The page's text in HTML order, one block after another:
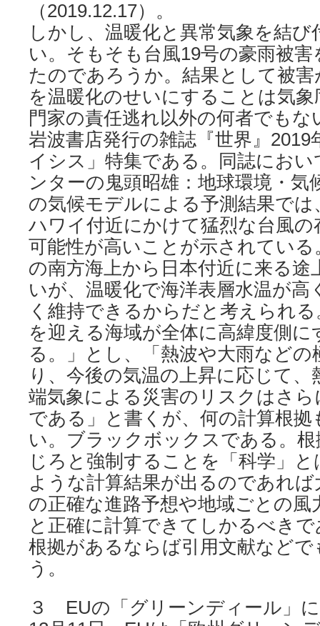
（2019.12.17）。
しかし、温暖化と異常気象を結
い。そもそも台風19号の豪雨被
たのであろうか。結果として被
を温暖化のせいにすることは気
門家の責任逃れ以外の何者でも
岩波書店発行の雑誌『世界』2019
イシス」特集である。同誌にお
ンターの鬼頭昭雄：地球環境・気
の気候モデルによる予測結果で
ハワイ付近にかけて猛烈な台風
可能性が高いことが示されてい
の南方海上から日本付近に来る途
いが、温暖化で海洋表層水温が高
く維持できるからだと考えられ
を迎える海域が全体に高緯度側
る。」とし、「熱波や大雨など
り、今後の気温の上昇に応じて
端気象による災害のリスクはさ
である」と書くが、何の計算根
い。ブラックボックスである。
じろと強制することを「科学」
ような計算結果が出るのであれ
の正確な進路予想や地域ごとの風
と正確に計算できてしかるべき
根拠があるならば引用文献など
う。
３ EUの「グリーンディール」